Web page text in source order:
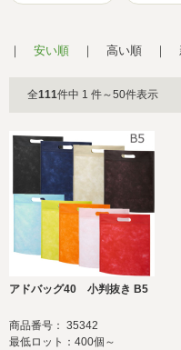
安い順 高い順
全111件中 1 件～50件表示
アドバッグ40 小判抜き B5
商品番号： 35342
最低ロット：400個～